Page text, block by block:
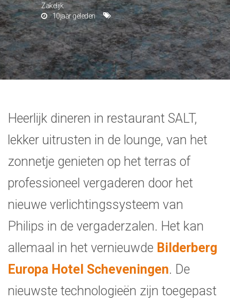
Zakelijk
10jaar geleden
Heerlijk dineren in restaurant SALT,
lekker uitrusten in de lounge, van het
zonnetje genieten op het terras of
professioneel vergaderen door het
nieuwe verlichtingssysteem van
Philips in de vergaderzalen. Het kan
allemaal in het vernieuwde Bilderberg
Europa Hotel Scheveningen. De
nieuwste technologieën zijn toegepast